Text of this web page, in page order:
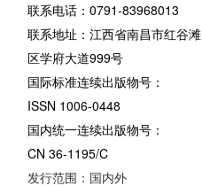
联系电话：0791-83968013
联系地址：江西省南昌市红谷滩
区学府大道999号
国际标准连续出版物号：
ISSN 1006-0448
国内统一连续出版物号：
CN 36-1195/C
发行范围：国内外